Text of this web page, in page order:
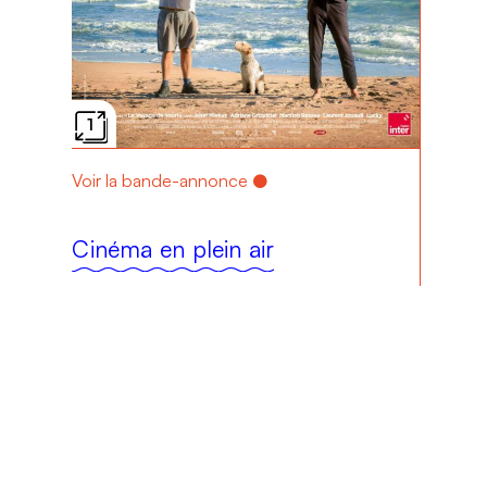
1
Voir la bande-annonce
Cinéma en plein air